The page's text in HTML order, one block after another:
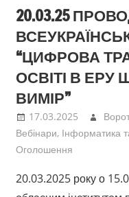
20.03.25
“ЦИФРОВА
ОСВІТІ В
ВИМІР”
17.03.2025
Вебінари, Інформатика
Оголошення
20.03.2025 року о